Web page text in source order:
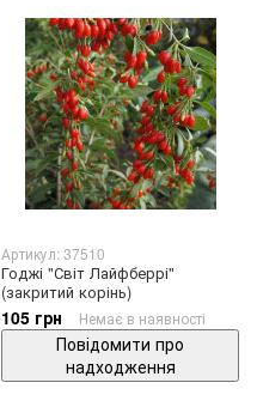
Артикул: 37510
Годжі "Світ Лайфберрі"
(закритий корінь)
105 грн Немає в наявності
Повідомити про
надходження